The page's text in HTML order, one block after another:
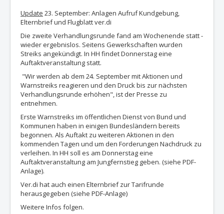
Update 23. September: Anlagen Aufruf Kundgebung,
Elternbrief und Flugblatt ver.di
Die zweite Verhandlungsrunde fand am Wochenende statt -
wieder ergebnislos. Seitens Gewerkschaften wurden
Streiks angekündigt. In HH findet Donnerstag eine
Auftaktveranstaltung statt.
"Wir werden ab dem 24. September mit Aktionen und
Warnstreiks reagieren und den Druck bis zur nächsten
Verhandlungsrunde erhöhen", ist der Presse zu
entnehmen.
Erste Warnstreiks im öffentlichen Dienst von Bund und
Kommunen haben in einigen Bundesländern bereits
begonnen. Als Auftakt zu weiteren Aktionen in den
kommenden Tagen und um den Forderungen Nachdruck zu
verleihen. In HH soll es am Donnerstag eine
Auftaktveranstaltung am Jungfernstieg geben. (siehe PDF-
Anlage).
Ver.di hat auch einen Elternbrief zur Tarifrunde
herausgegeben (siehe PDF-Anlage)
Weitere Infos folgen.